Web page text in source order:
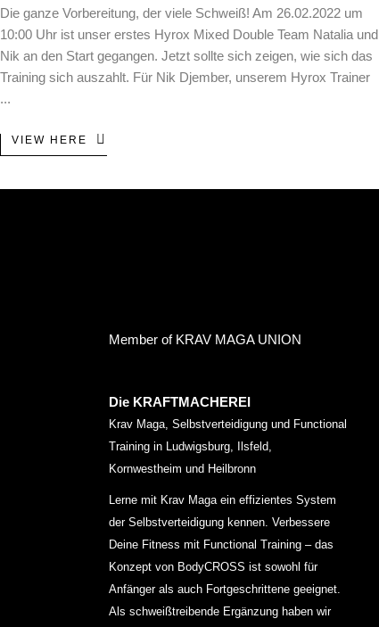
Die ganze Vorbereitung, der viele Schweiß! Am 26.02.2022 um
10:00 Uhr ist unser erstes Hyrox Mixed Double Team Natalia und
Nik an den Start gegangen. Jetzt sollte sich zeigen, wie sich das
Training sich auszahlt. Für Nik Djember, unserem Hyrox Trainer
VIEW HERE
Member of KRAV MAGA UNION
Die KRAFTMACHEREI
Krav Maga, Selbstverteidigung und Functional
Training in Ludwigsburg, Ilsfeld,
Kornwestheim und Heilbronn
Lerne mit Krav Maga ein effizientes System
der Selbstverteidigung kennen. Verbessere
Deine Fitness mit Functional Training – das
Konzept von BodyCROSS ist sowohl für
Anfänger als auch Fortgeschrittene geeignet.
Als schweißtreibende Ergänzung haben wir